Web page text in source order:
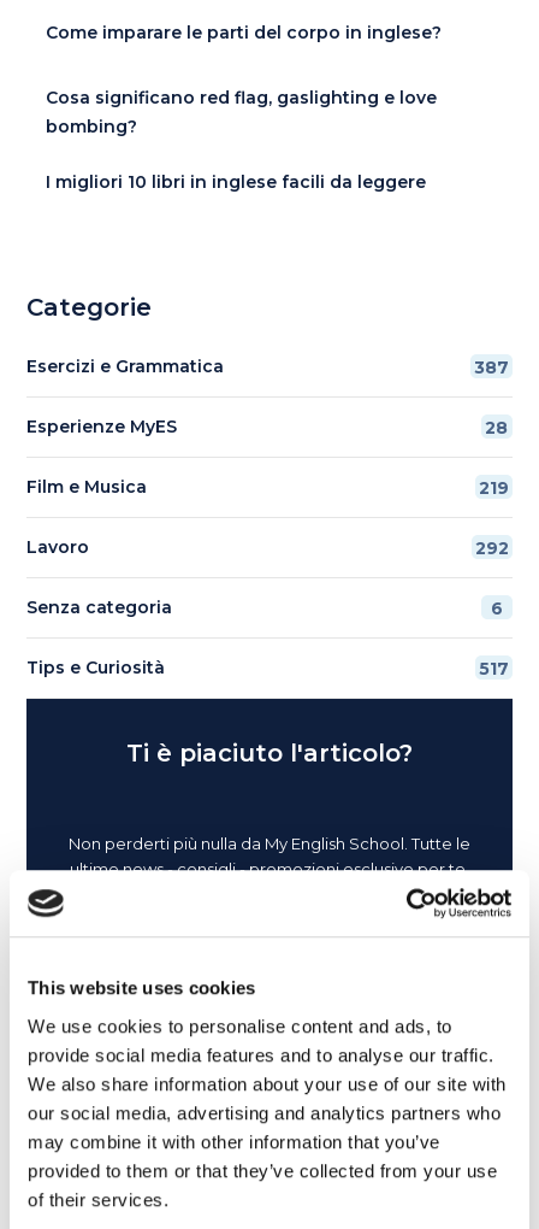
This website uses cookies
We use cookies to personalise content and ads, to
provide social media features and to analyse our traffic.
We also share information about your use of our site with
our social media, advertising and analytics partners who
may combine it with other information that you’ve
provided to them or that they’ve collected from your use
of their services.
Come imparare le parti del corpo in inglese?
Cosa significano red flag, gaslighting e love
bombing?
I migliori 10 libri in inglese facili da leggere
Categorie
Esercizi e Grammatica 387
Esperienze MyES 28
Film e Musica 219
Lavoro 292
Senza categoria 6
Tips e Curiosità 517
Ti è piaciuto l'articolo?
Non perderti più nulla da My English School. Tutte le
ultime news - consigli - promozioni esclusive per te.